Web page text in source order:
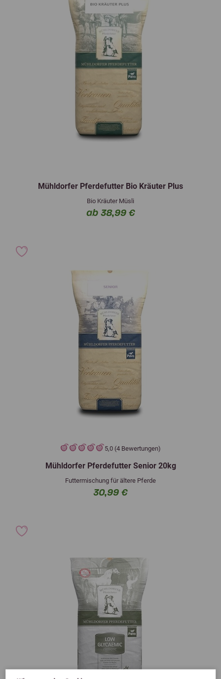
Mühldorfer Pferdefutter Bio Kräuter Plus
Bio Kräuter Müsli
ab 38,99 €
5,0 (4 Bewertungen)
Mühldorfer Pferdefutter Senior 20kg
Futtermischung für ältere Pferde
30,99 €